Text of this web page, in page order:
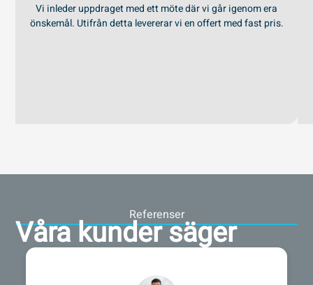
Vi inleder uppdraget med ett möte där vi går igenom era
önskemål. Utifrån detta levererar vi en offert med fast pris.
Referenser
Våra kunder säger